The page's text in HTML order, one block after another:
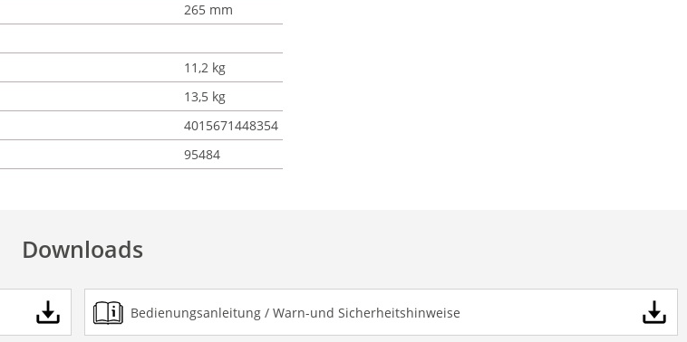
265 mm
11,2 kg
13,5 kg
4015671448354
95484
Downloads
Bedienungsanleitung / Warn-und Sicherheitshinweise